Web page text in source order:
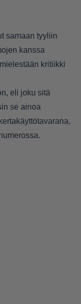
samaan tyyliin
kanssa
kritiikki
eli joku sitä
se ainoa